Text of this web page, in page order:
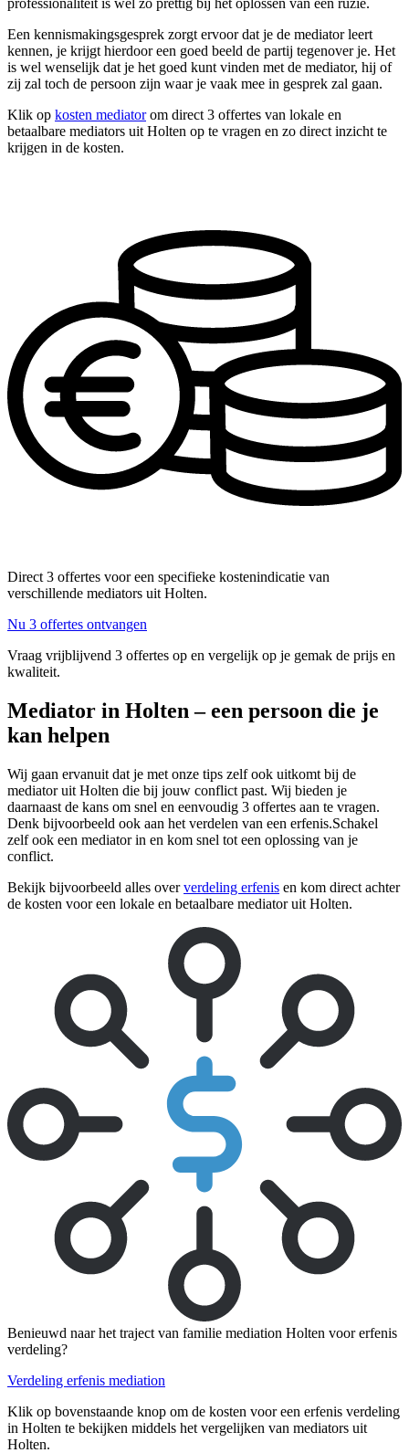
professionaliteit is wel zo prettig bij het oplossen van een ruzie.
Een kennismakingsgesprek zorgt ervoor dat je de mediator leert
kennen, je krijgt hierdoor een goed beeld de partij tegenover je. Het
is wel wenselijk dat je het goed kunt vinden met de mediator, hij of
zij zal toch de persoon zijn waar je vaak mee in gesprek zal gaan.
Klik op kosten mediatorom direct 3 offertes van lokale en
betaalbare mediators uit Holten op te vragen en zo direct inzicht te
krijgen in de kosten.
Direct 3 offertes voor een specifieke kostenindicatie van
verschillende mediators uit Holten.
Nu 3 offertes ontvangen
Vraag vrijblijvend 3 offertes op en vergelijk op je gemak de prijs en
kwaliteit.
Mediator in Holten – een persoon die je
kan helpen
Wij gaan ervanuit dat je met onze tips zelf ook uitkomt bij de
mediator uit Holten die bij jouw conflict past. Wij bieden je
daarnaast de kans om snel en eenvoudig 3 offertes aan te vragen.
Denk bijvoorbeeld ook aan het verdelen van een erfenis.Schakel
zelf ook een mediator in en kom snel tot een oplossing van je
conflict.
Bekijk bijvoorbeeld alles oververdeling erfenis en kom direct achter
de kosten voor een lokale en betaalbare mediator uit Holten.
Benieuwd naar het traject van familie mediation Holten voor erfenis
verdeling?
Verdeling erfenis mediation
Klik op bovenstaande knop om de kosten voor een erfenis verdeling
in Holten te bekijken middels het vergelijken van mediators uit
Holten.